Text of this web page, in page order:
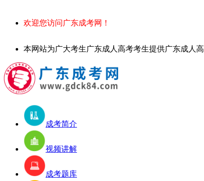
欢迎您访问广东成考网！
本网站为广大考生广东成人高考考生提供广东成人
成考简介
视频讲解
成考题库